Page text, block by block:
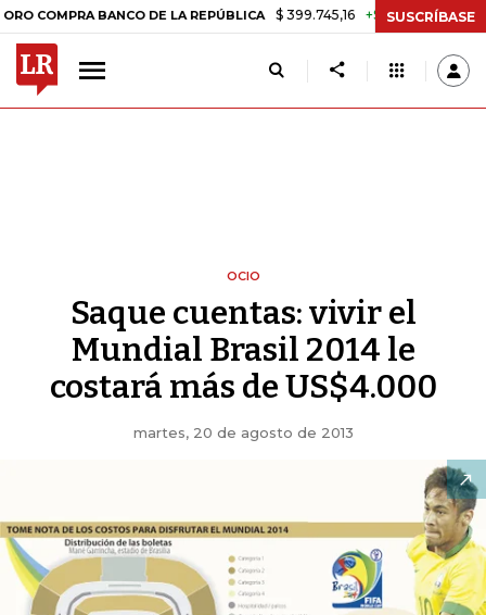
BANCO DE LA REPÚBLICA $ 399.745,16 +$ 2.295,71 +0,58%
SUSCRÍBASE
OCIO
Saque cuentas: vivir el
Mundial Brasil 2014 le
costará más de US$4.000
martes, 20 de agosto de 2013